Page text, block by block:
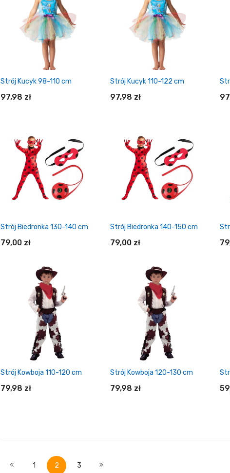
Strój Pani Rajdowiec XS/S
85,00 zł
Czapka Mikołaja ECO
Biret Absolwenta
19,90 zł
Strój Wampir S/M
59,00 zł
Maska Protestu –
/ Anonymous
4,98 zł
Strój Kobieta Kot /
Rajdowiec S/M
Peruka Super Peggy
brązowa
24,90 zł
Ghutra Szejka
17,98 zł
Dodaj do koszyka Dodaj do koszyka
Dodaj do koszyka
Strój Kucyk 98-110 cm
97,98 zł
Dodaj do koszyka
Strój Kucyk 110-122 cm
97,98 zł
Dodaj do koszyka
Strój Biedronka 130-140 cm
79,00 zł
Dodaj do koszyka
Strój Biedronka 140-150 cm
79,00 zł
Strój Kowboja 110-120 cm
79,98 zł
Strój Kowboja 120-130 cm
79,98 zł
Poprzednie
Strona
1
Aktualnie czytasz stronę
2 3 Następne